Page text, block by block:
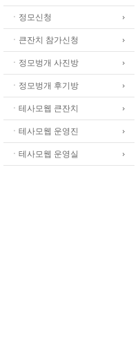
ㆍ정모신청
ㆍ큰잔치 참가신청
ㆍ정모벙개 사진방
ㆍ정모벙개 후기방
ㆍ테사모웹 큰잔치
ㆍ테사모웹 운영진
ㆍ테사모웹 운영실